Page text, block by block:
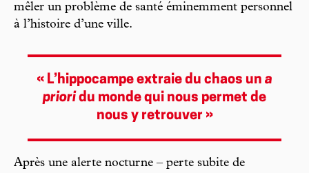
mêler un problème de santé éminemment personnel
à l’histoire d’une ville.
« L’hippocampe extraie du chaos un a
priori du monde qui nous permet de
nous y retrouver »
Après une alerte nocturne – perte subite de